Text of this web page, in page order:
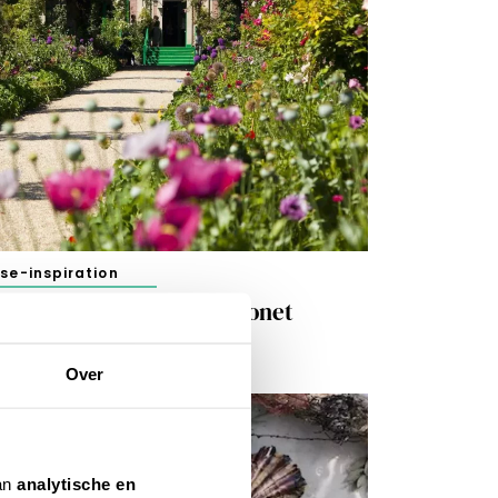
Over
analytische en
inspiration
die Gärten von Monet